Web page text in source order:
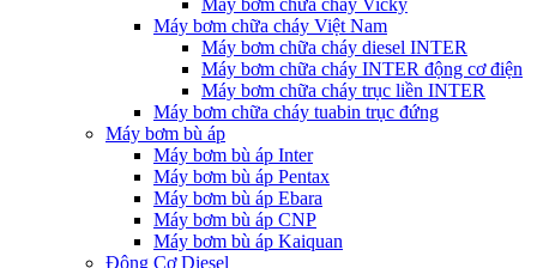
Máy bơm chữa cháy Vicky
Máy bơm chữa cháy Việt Nam
Máy bơm chữa cháy diesel INTER
Máy bơm chữa cháy INTER động cơ điện
Máy bơm chữa cháy trục liền INTER
Máy bơm chữa cháy tuabin trục đứng
Máy bơm bù áp
Máy bơm bù áp Inter
Máy bơm bù áp Pentax
Máy bơm bù áp Ebara
Máy bơm bù áp CNP
Máy bơm bù áp Kaiquan
Động Cơ Diesel